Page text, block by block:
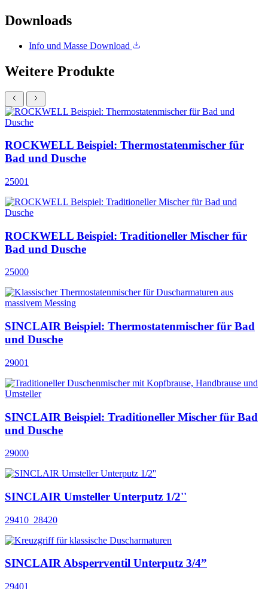
Downloads
Info und Masse Download
Weitere Produkte
ROCKWELL Beispiel: Thermostatenmischer für
Bad und Dusche
25001
ROCKWELL Beispiel: Traditioneller Mischer für
Bad und Dusche
25000
SINCLAIR Beispiel: Thermostatenmischer für Bad
und Dusche
29001
SINCLAIR Beispiel: Traditioneller Mischer für Bad
und Dusche
29000
SINCLAIR Umsteller Unterputz 1/2''
29410_28420
SINCLAIR Absperrventil Unterputz 3/4”
29401